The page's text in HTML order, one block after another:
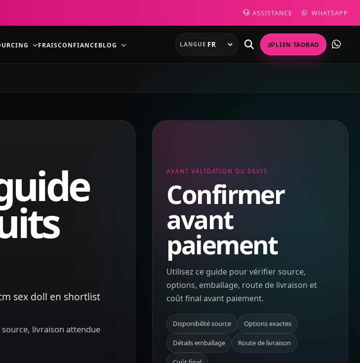
ASSISTANCE WHATSAPP
FRAISCONFIANCEBLOG LANGUE LIEN TAOBAO
sex doll en shortlist
livraison attendue
AVANT VALIDATION DU DEVIS
Confirmer
avant
paiement
Utilisez ce guide pour vérifier source,
options, emballage, route de livraison et
coût final avant paiement.
Disponibilité source Options exactes
Détails emballage Route de livraison